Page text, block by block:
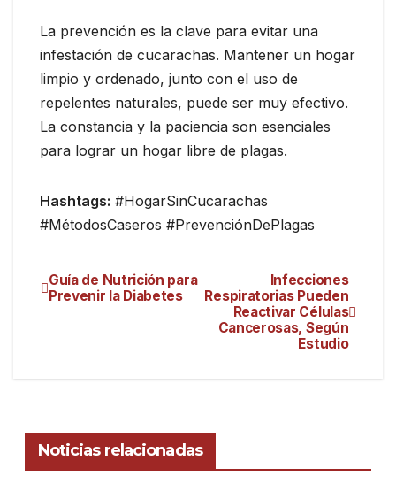
La prevención es la clave para evitar una
infestación de cucarachas. Mantener un hogar
limpio y ordenado, junto con el uso de
repelentes naturales, puede ser muy efectivo.
La constancia y la paciencia son esenciales
para lograr un hogar libre de plagas.
Hashtags: #HogarSinCucarachas
#MétodosCaseros #PrevenciónDePlagas
Infecciones
Respiratorias Pueden
Reactivar Células
Cancerosas, Según
Estudio
Guía de Nutrición para
Prevenir la Diabetes
Noticias relacionadas